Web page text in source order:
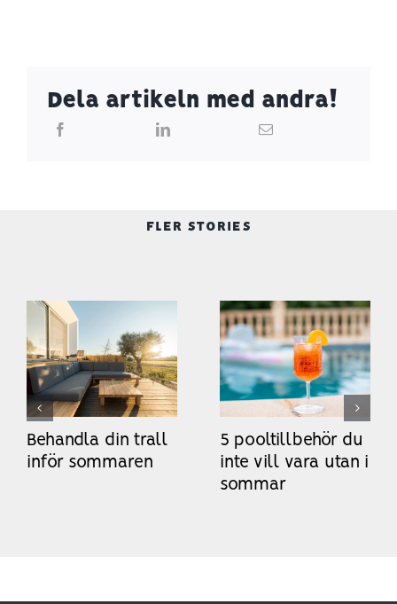
Dela artikeln med andra!
FLER STORIES
Behandla din trall
inför sommaren
5 pooltillbehör du
inte vill vara utan i
sommar